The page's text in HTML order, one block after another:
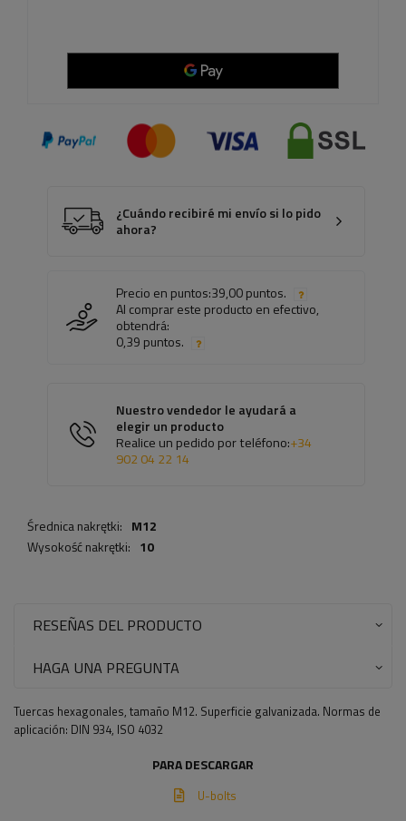
¿Cuándo recibiré mi envío si lo pido
ahora?
Precio en puntos:39,00 puntos.
Al comprar este producto en efectivo,
obtendrá:
0,39 puntos.
Nuestro vendedor le ayudará a
elegir un producto
Realice un pedido por teléfono:+34
902 04 22 14
Średnica nakrętki: M12
Wysokość nakrętki: 10
RESEÑAS DEL PRODUCTO
HAGA UNA PREGUNTA
Tuercas hexagonales, tamaño M12. Superficie galvanizada. Normas de
aplicación: DIN 934, ISO 4032
PARA DESCARGAR
U-bolts